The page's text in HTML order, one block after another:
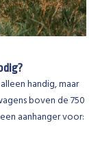
handig, maar
boven de 750
aanhanger voor: